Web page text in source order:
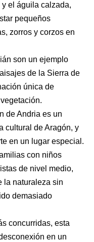
el águila calzada,
pequeños
zorros y corzos en
son un ejemplo
de la Sierra de
única de
de Andria es un
cultural de Aragón, y
en un lugar especial.
con niños
de nivel medio,
la naturaleza sin
demasiado
concurridas, esta
en un